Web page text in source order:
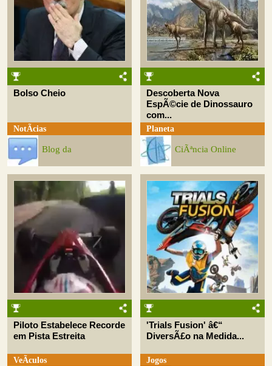
Bolso Cheio
NotÃ­cias
Blog da
Descoberta Nova
EspÃ©cie de Dinossauro
com...
Planeta
CiÃªncia Online
Piloto Estabelece Recorde
em Pista Estreita
VeÃ­culos
'Trials Fusion' â€“
DiversÃ£o na Medida...
Jogos